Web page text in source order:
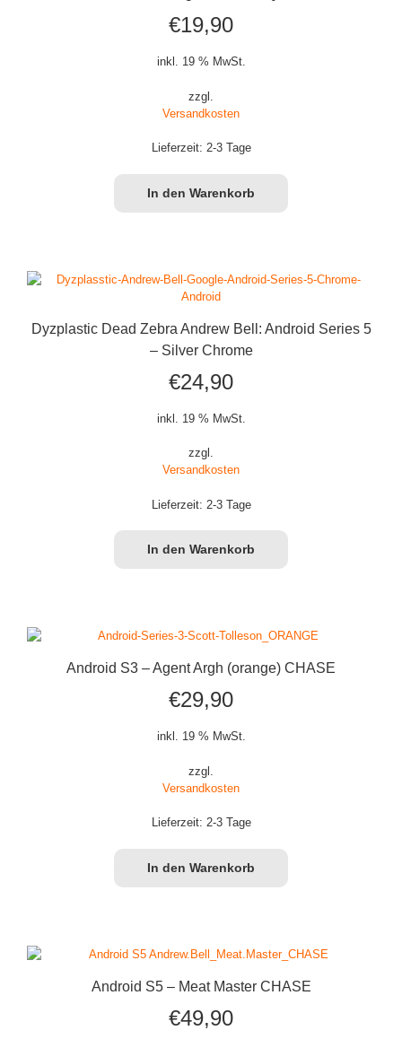
€19,90
inkl. 19 % MwSt.
zzgl.
Versandkosten
Lieferzeit: 2-3 Tage
In den Warenkorb
Dyzplastic Dead Zebra Andrew Bell: Android Series 5
– Silver Chrome
€24,90
inkl. 19 % MwSt.
zzgl.
Versandkosten
Lieferzeit: 2-3 Tage
In den Warenkorb
Android S3 – Agent Argh (orange) CHASE
€29,90
inkl. 19 % MwSt.
zzgl.
Versandkosten
Lieferzeit: 2-3 Tage
In den Warenkorb
Android S5 – Meat Master CHASE
€49,90